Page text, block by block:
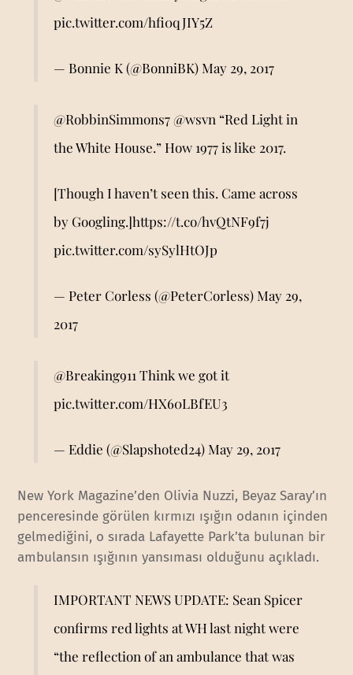
pic.twitter.com/hfi0qJIY5Z
— Bonnie K (@BonniBK) May 29, 2017
@RobbinSimmons7@wsvn “Red Light in
the White House.” How 1977 is like 2017.
[Though I haven’t seen this. Came across
by Googling.]https://t.co/hvQtNF9f7j
pic.twitter.com/sySylHtOJp
— Peter Corless (@PeterCorless) May 29,
2017
@Breaking911 Think we got it
pic.twitter.com/HX60LBfEU3
— Eddie (@Slapshoted24) May 29, 2017
New York Magazine’den Olivia Nuzzi, Beyaz Saray’ın
penceresinde görülen kırmızı ışığın odanın içinden
gelmediğini, o sırada Lafayette Park’ta bulunan bir
ambulansın ışığının yansıması olduğunu açıkladı.
IMPORTANT NEWS UPDATE: Sean Spicer
confirms red lights at WH last night were
“the reflection of an ambulance that was